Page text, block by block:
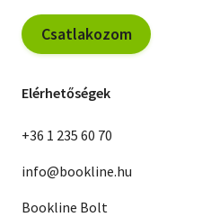
Csatlakozom
Elérhetőségek
+36 1 235 60 70
info@bookline.hu
Bookline Bolt